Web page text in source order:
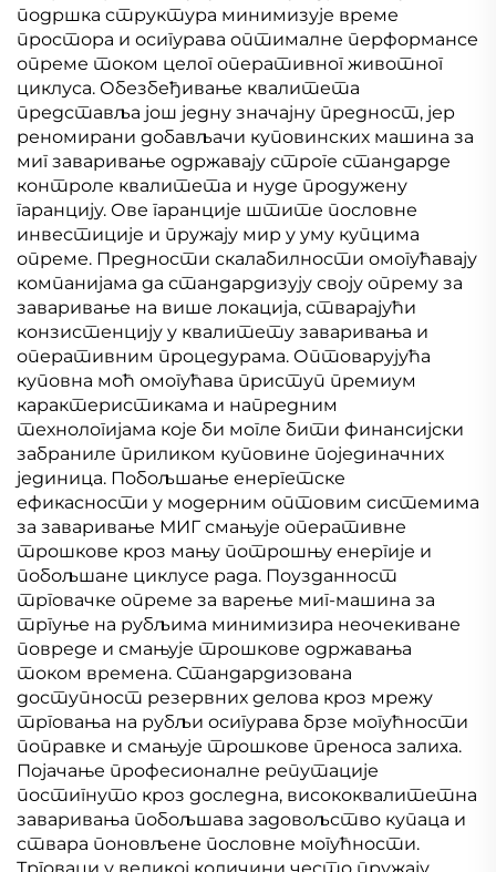
подршка структура минимизује време
простора и осигурава оптималне перформансе
опреме током целог оперативног животног
циклуса. Обезбеђивање квалитета
представља још једну значајну предност, јер
реномирани добављачи куповинских машина за
миг заваривање одржавају строге стандарде
контроле квалитета и нуде продужену
гаранцију. Ове гаранције штите пословне
инвестиције и пружају мир у уму купцима
опреме. Предности скалабилности омогућавају
компанијама да стандардизују своју опрему за
заваривање на више локација, стварајући
конзистенцију у квалитету заваривања и
оперативним процедурама. Оптоварујућа
куповна моћ омогућава приступ премиум
карактеристикама и напредним
технологијама које би могле бити финансијски
забраниле приликом куповине појединачних
јединица. Побољшање енергетске
ефикасности у модерним оптовим системима
за заваривање МИГ смањује оперативне
трошкове кроз мању потрошњу енергије и
побољшане циклусе рада. Поузданност
трговачке опреме за варење миг-машина за
тргуње на рубљима минимизира неочекиване
повреде и смањује трошкове одржавања
током времена. Стандардизована
доступност резервних делова кроз мрежу
трговања на рубљи осигурава брзе могућности
поправке и смањује трошкове преноса залиха.
Појачање професионалне репутације
постигнуто кроз доследна, висококвалитетна
заваривања побољшава задовољство купаца и
ствара поновљене пословне могућности.